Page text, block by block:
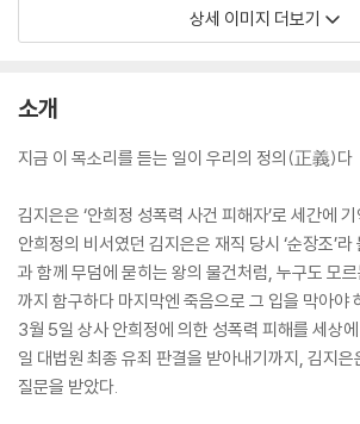
상세 이미지 더보기
소개
지금 이 목소리를 듣는 일이 우리의 정의(正義)다
김지은은 ‘안희정 성폭력 사건 피해자’로 세간에
안희정의 비서였던 김지은은 재직 당시 ‘순장조’
과 함께 무덤에 묻히는 왕의 물건처럼, 누구도 모
까지 함구하다 마지막엔 죽음으로 그 입을 막아야
3월 5일 상사 안희정에 의한 성폭력 피해를 세상
일 대법원 최종 유죄 판결을 받아내기까지, 김지
질문을 받았다.